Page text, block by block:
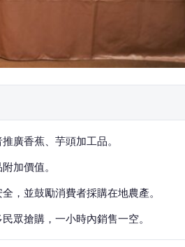
廣香蕉、芋頭加工品。
加價值。
，並鼓勵消費者採購在地農產。
眾搶購，一小時內銷售一空。